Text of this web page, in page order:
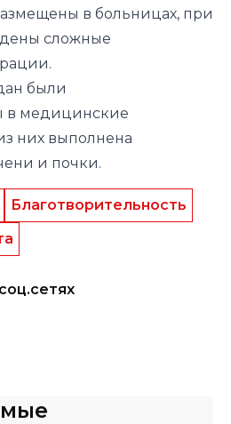
в больницах, при
сложные
были
в медицинские
них выполнена
и почки.
Благотворительность